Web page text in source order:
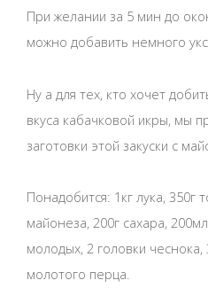
При желании за 5 мин до
можно добавить немного
Ну а для тех, кто хочет
вкуса кабачковой икры, мы
заготовки этой закуски с
Понадобится: 1кг лука, 350г
майонеза, 200г сахара,
молодых, 2 головки
молотого перца.